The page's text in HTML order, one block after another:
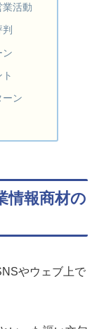
活動
ン
ーン
情報商材の
やウェブ上で